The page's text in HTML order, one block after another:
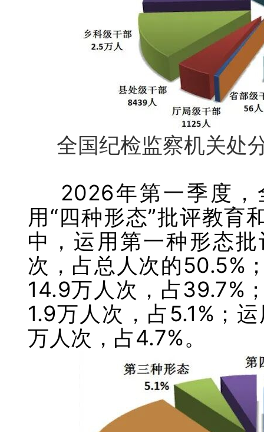
全国纪检监察机关处
2026年第一季度，
用“四种形态”批评教育
中，运用第一种形态
次，占总人次的50.5%
14.9万人次，占39.7%
1.9万人次，占5.1%；
万人次，占4.7%。